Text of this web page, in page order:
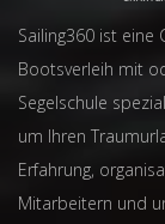
Sailing360 ist eine
Bootsverleih mit
Segelschule
um Ihren
Erfahrung,
Mitarbeitern und